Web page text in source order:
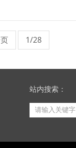
1/28
站内搜索：